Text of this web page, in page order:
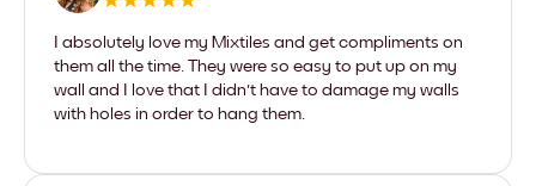
I absolutely love my Mixtiles and get compliments on
them all the time. They were so easy to put up on my
wall and I love that I didn't have to damage my walls
with holes in order to hang them.